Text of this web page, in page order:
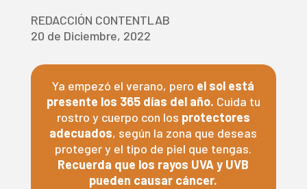
REDACCIÓN CONTENTLAB
20 de Diciembre, 2022
Ya empezó el verano, pero el sol está
presente los 365 días del año. Cuida tu
rostro y cuerpo con los protectores
adecuados, según la zona que deseas
proteger y el tipo de piel que tengas.
Recuerda que los rayos UVA y UVB
pueden causar cáncer.